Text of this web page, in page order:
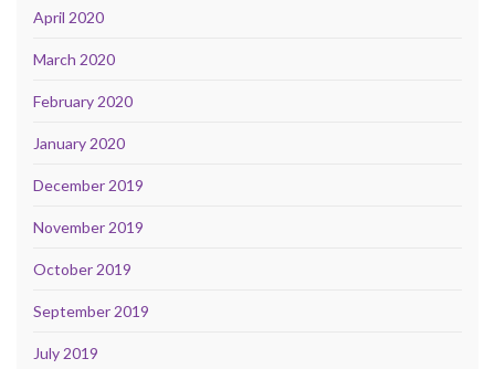
April 2020
March 2020
February 2020
January 2020
December 2019
November 2019
October 2019
September 2019
July 2019